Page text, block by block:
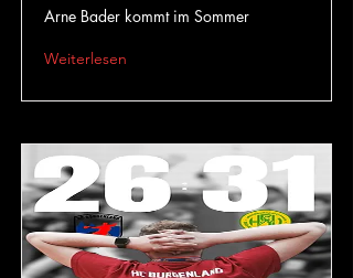
Arne Bader kommt im Sommer
Weiterlesen